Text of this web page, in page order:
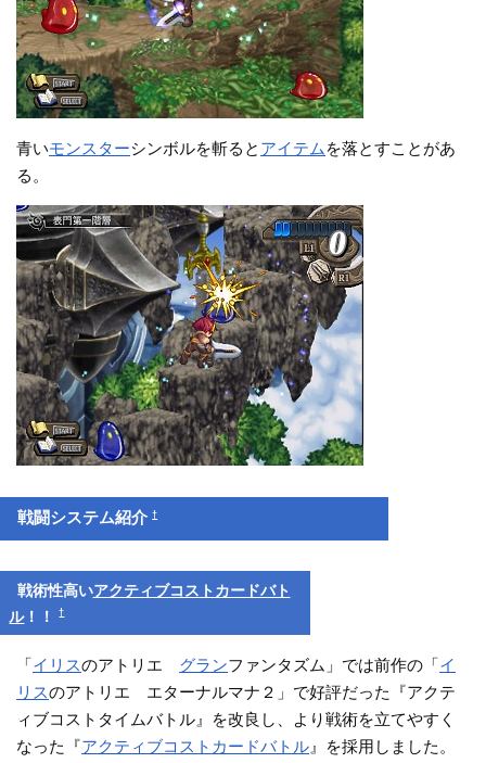
青いモンスターシンボルを斬ると アイテム を落とすことがあ
る。
戦闘システム紹介†
戦術性高いアクティブコストカードバト
ル！！†
「イリスのアトリエ グランファンタズム」では前作の「イ
リスのアトリエ エターナルマナ２」で好評だった『アクテ
ィブコストタイムバトル』を改良し、より戦術を立てやすく
なった『アクティブコストカードバトル 』を採用しました。